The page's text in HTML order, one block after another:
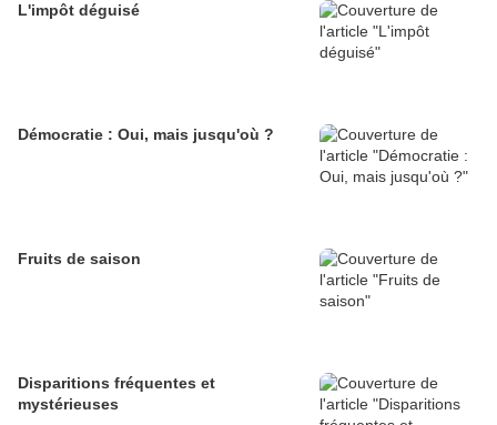
L'impôt déguisé
Démocratie : Oui, mais jusqu'où ?
Fruits de saison
Disparitions fréquentes et
mystérieuses